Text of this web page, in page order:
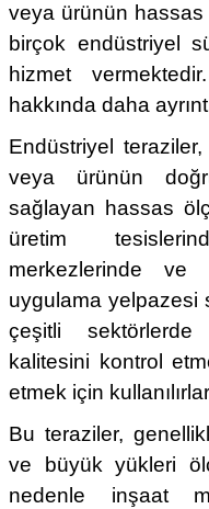
veya ürünün hassas
birçok endüstriyel
hizmet
hakkında daha
Endüstriyel
veya ürünün
sağlayan hassas
üretim
merkezlerinde ve
uygulama yelpazesi
çeşitli
kalitesini kontrol
etmek için
Bu teraziler,
ve büyük yükleri
nedenle inşaat